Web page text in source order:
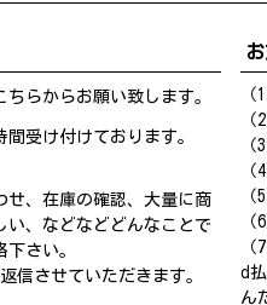
ちらからお願い致します。
間受け付けております。
せ、在庫の確認、大量に商
い、などなどどんなことで
さい。
信させていただきます。
（
（
（
（
d
ん